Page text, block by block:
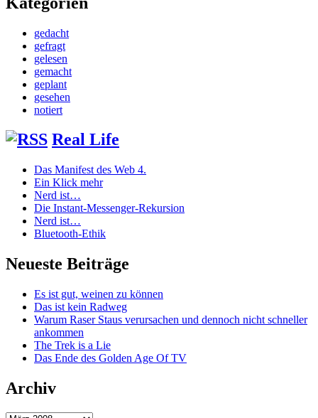
gedacht
gefragt
gelesen
gemacht
geplant
gesehen
notiert
Real Life
Das Manifest des Web 4.
Ein Klick mehr
Nerd ist…
Die Instant-Messenger-Rekursion
Nerd ist…
Bluetooth-Ethik
Neueste Beiträge
Es ist gut, weinen zu können
Das ist kein Radweg
Warum Raser Staus verursachen und dennoch nicht schneller
ankommen
The Trek is a Lie
Das Ende des Golden Age Of TV
Archiv